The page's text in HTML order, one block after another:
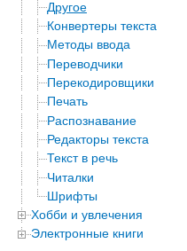
Другое
Конвертеры текста
Методы ввода
Переводчики
Перекодировщики
Печать
Распознавание
Редакторы текста
Текст в речь
Читалки
Шрифты
Хобби и увлечения
Электронные книги